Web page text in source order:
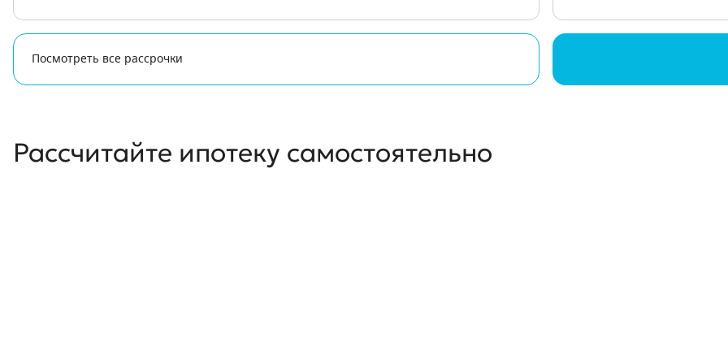
Посмотреть все рассрочки
Рассчитайте ипотеку самостоятельно